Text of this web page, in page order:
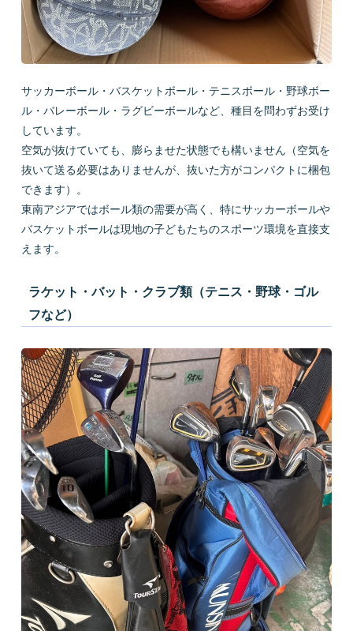
サッカーボール・バスケットボール・テニスボール・野球ボー
ル・バレーボール・ラグビーボールなど、種目を問わずお受け
しています。
空気が抜けていても、膨らませた状態でも構いません（空気を
抜いて送る必要はありませんが、抜いた方がコンパクトに梱包
できます）。
東南アジアではボール類の需要が高く、特にサッカーボールや
バスケットボールは現地の子どもたちのスポーツ環境を直接支
えます。
ラケット・バット・クラブ類（テニス・野球・ゴル
フなど）